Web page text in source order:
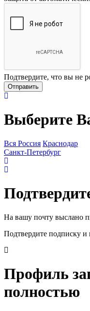
Подтвердите, что вы не
Выберите
Вся Россия Краснодар
Санкт-Петербург
На вашу почту выслано
Подтвердите подписку и
Профиль
полностью